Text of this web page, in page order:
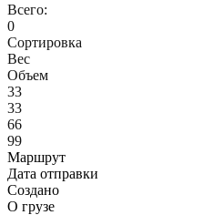
Всего:
0
Сортировка
Вес
Объем
33
33
66
99
Маршрут
Дата отправки
Создано
О грузе